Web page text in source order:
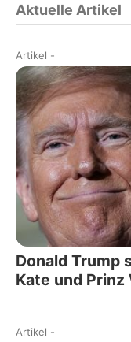
Aktuelle Artikel
Artikel -
Donald Trump
Kate und Prinz
Artikel -